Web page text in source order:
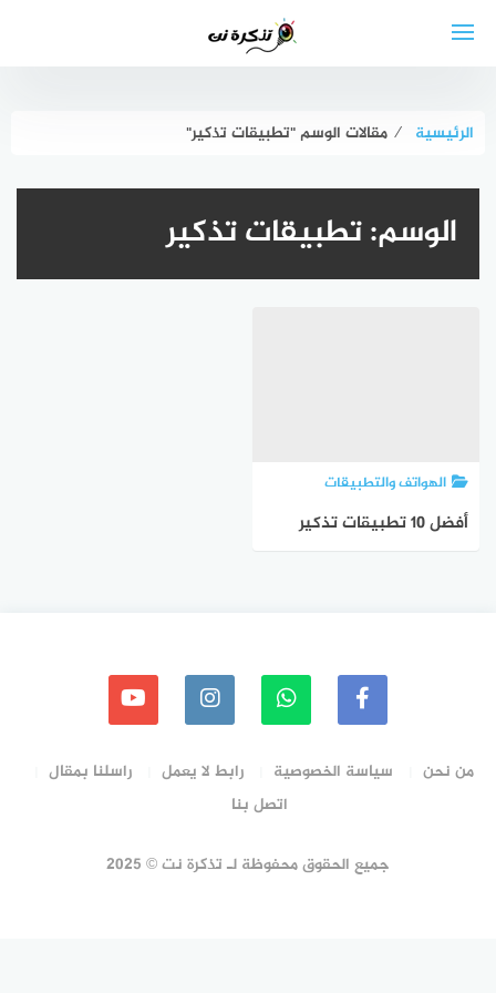
الرئيسية ⁄ مقالات الوسم "تطبيقات تذكير"
الوسم:تطبيقات تذكير
الهواتف والتطبيقات
أفضل 10 تطبيقات تذكير
من نحن سياسة الخصوصية رابط لا يعمل
راسلنا بمقال
اتصل بنا
جميع الحقوق محفوظة لـ تذكرة نت © 2025